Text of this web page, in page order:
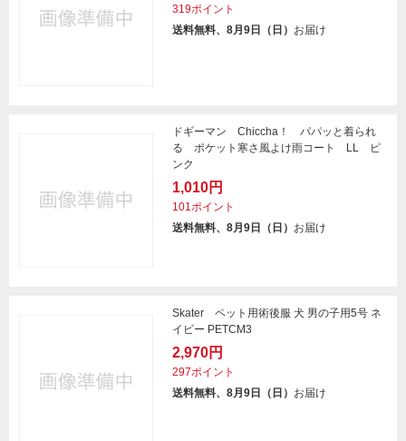
319ポイント
送料無料、8月9日（日） お届け
ドギーマン Chiccha！ パパッと着られ
る ポケット寒さ風よけ雨コート LL ピ
ンク
1,010円
101ポイント
送料無料、8月9日（日） お届け
Skater ペット用術後服 犬 男の子用5号 ネ
イビー PETCM3
2,970円
297ポイント
送料無料、8月9日（日） お届け